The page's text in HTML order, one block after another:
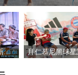
香港特區政府推出新一批銀色債券 每手1萬元保底息4.25厘